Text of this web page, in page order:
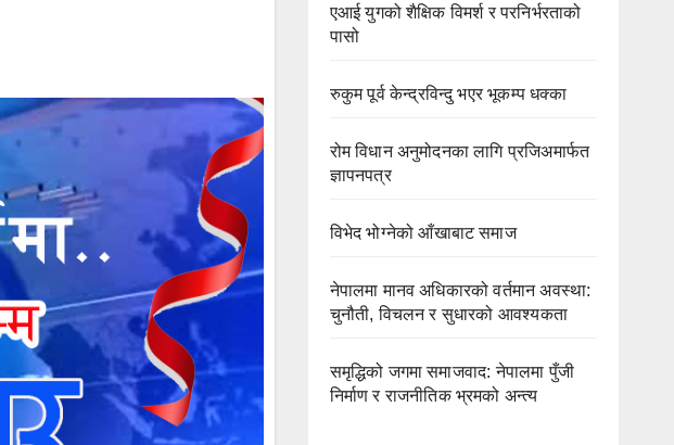
एआई युगको शैक्षिक विमर्श र परनिर्भरताको
पासो
रुकुम पूर्व केन्द्रविन्दु भएर भूकम्प धक्का
रोम विधान अनुमोदनका लागि प्रजिअमार्फत
ज्ञापनपत्र
विभेद भोग्नेको आँखाबाट समाज
नेपालमा मानव अधिकारको वर्तमान अवस्था:
चुनौती, विचलन र सुधारको आवश्यकता
समृद्धिको जगमा समाजवाद: नेपालमा पुँजी
निर्माण र राजनीतिक भ्रमको अन्त्य